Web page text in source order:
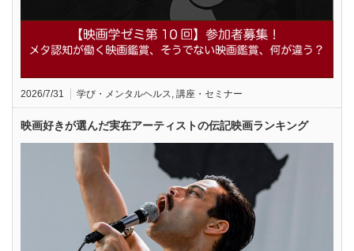
2026/7/31 学び・メンタルヘルス, 講座・セミナー
映画好きが選んだ実在アーティストの伝記映画ランキング